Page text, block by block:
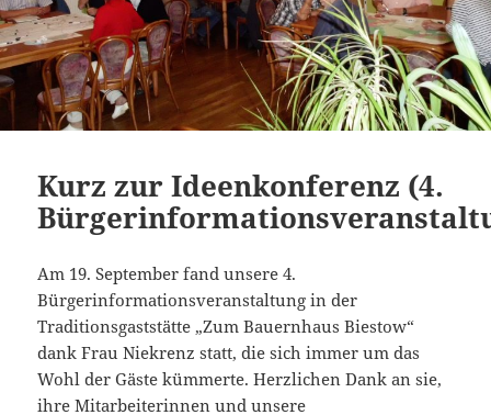
Kurz zur Ideenkonferenz (4.
Am 19. September fand unsere 4.
Bürgerinformationsveranstaltung in der
Traditionsgaststätte „Zum Bauernhaus Biestow“
dank Frau Niekrenz statt, die sich immer um das
Wohl der Gäste kümmerte. Herzlichen Dank an sie,
ihre Mitarbeiterinnen und unsere